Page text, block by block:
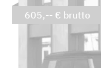
605,-- € brutto